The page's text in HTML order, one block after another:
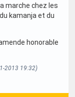
marche chez les
kamanja et du
honorable
2013 19:32)